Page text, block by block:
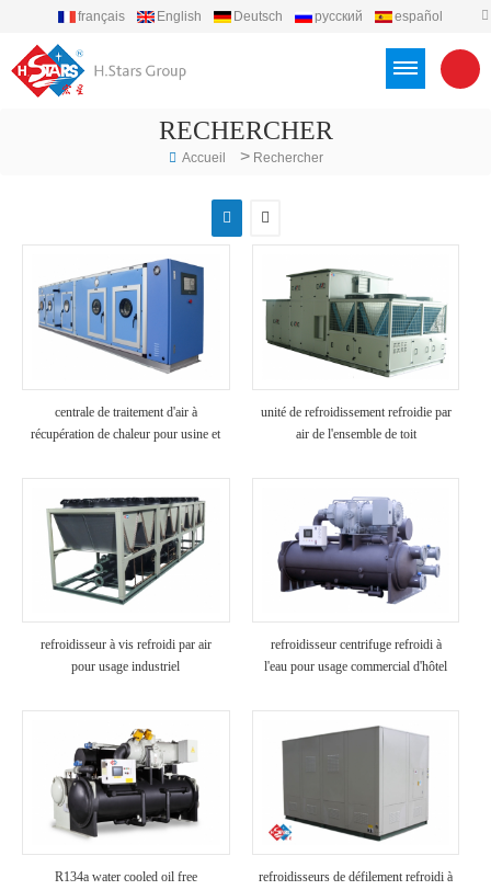
français English Deutsch русский
español
RECHERCHER
Accueil > Rechercher
centrale de traitement d'air à
récupération de chaleur pour usine et
unité de refroidissement refroidie par
air de l'ensemble de toit
refroidisseur à vis refroidi par air
pour usage industriel
refroidisseur centrifuge refroidi à
l'eau pour usage commercial d'hôtel
R134a water cooled oil free
refroidisseurs de défilement refroidi à